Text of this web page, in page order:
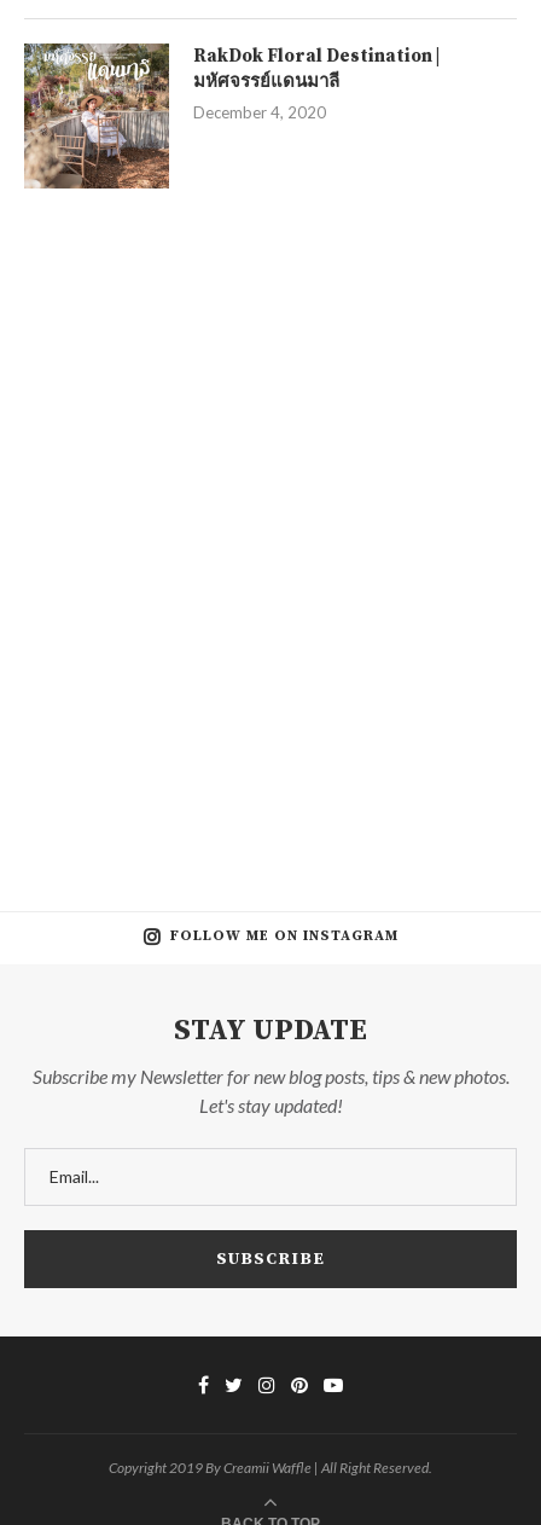
RakDok Floral Destination |
มหัศจรรย์แดนมาลี
December 4, 2020
FOLLOW ME ON INSTAGRAM
STAY UPDATE
Subscribe my Newsletter for new blog posts, tips & new photos.
Let's stay updated!
Copyright 2019 By Creamii Waffle | All Right Reserved.